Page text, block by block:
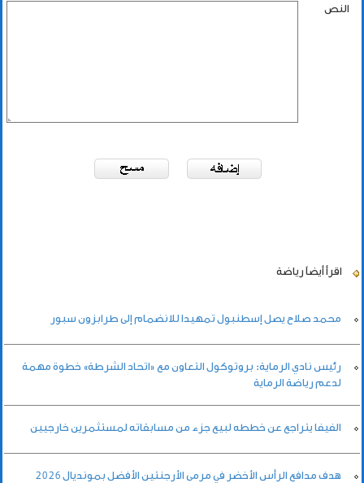
النص
اقرأ أيضاً رياضة
محمد صلاح يصل إسطنبول تمهيدا للانضمام إلى طرابزون سبور
رئيس نادي الرماية: بروتوكول التعاون مع «اتحاد الشرطة» خطوة مهمة
لدعم رياضة الرماية
الفيفا يتراجع عن خططه لبيع جزء من مسابقاته لمستثمرين خارجيين
هدف مدافع الرأس الأخضر في مرمى الأرجنتين الأفضل بمونديال 2026